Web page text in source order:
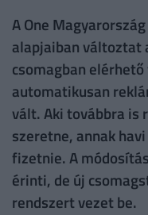
A One
alapjaiban változtat
csomagban
automatikusan
vált. Aki továbbra
szeretne, annak
fizetnie. A
érinti, de új
rendszert vezet be.